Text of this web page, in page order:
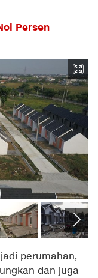
Persen
perumahan,
dan juga